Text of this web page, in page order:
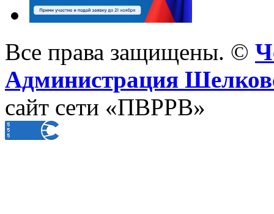
Все права защищены. ©
Администрация
сайт сети «ПВРРВ»